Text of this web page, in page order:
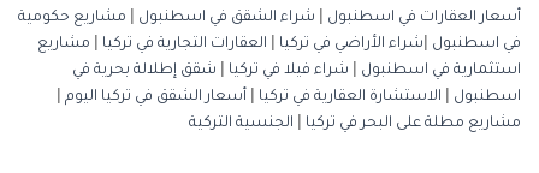
أسعار العقارات في اسطنبول
شراء الشقق في اسطنبول
مشاريع حكومية
في اسطنبول
شراء الأراضي في تركيا العقارات التجارية في تركيا
مشاريع
استثمارية في اسطنبول
شراء فيلا في تركيا
شقق إطلالة بحرية في
اسطنبول
الاستشارة العقارية في تركيا أسعار الشقق في تركيا اليوم
مشاريع مطلة على البحر في تركيا
الجنسية التركية